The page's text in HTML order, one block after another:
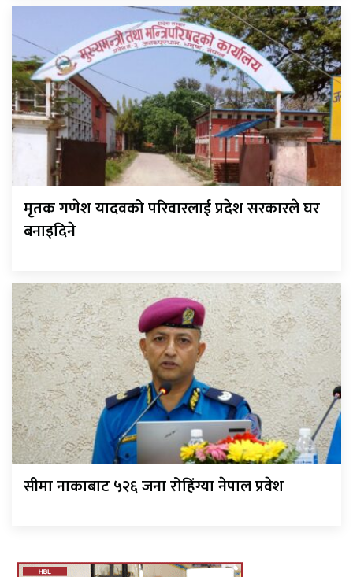
मृतक गणेश यादवको परिवारलाई प्रदेश सरकारले घर
बनाइदिने
सीमा नाकाबाट ५२६ जना रोहिंग्या नेपाल प्रवेश